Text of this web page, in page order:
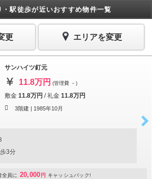
駅徒歩が近いおすすめ物件一覧
更 エリアを変更
サンハイツ釘元
11.8万円 (管理費 －)
敷金 11.8万円 /礼金 11.8万円
3階建 | 1985年10月
3分
全員に 20,000 円 キャッシュバック!